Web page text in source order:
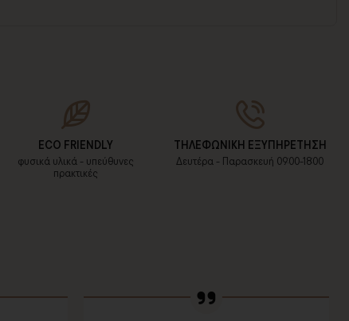
ECO FRIENDLY
φυσικά υλικά - υπεύθυνες
πρακτικές
ΤΗΛΕΦΩΝΙΚΗ ΕΞΥΠΗΡΕΤΗΣΗ
Δευτέρα - Παρασκευή 09:00-18:00